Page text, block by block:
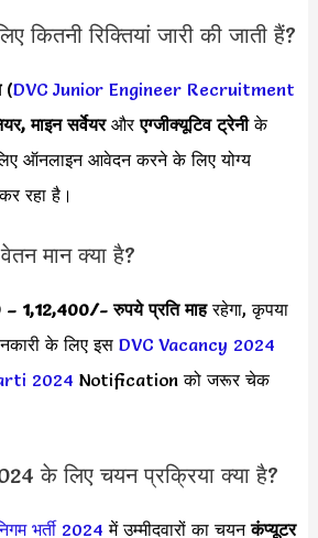
कितनी रिक्तियां जारी की जाती हैं?
(DVC Junior Engineer Recruitment
माइन सर्वेयरऔरएग्जीक्यूटिव ट्रेनीके
ऑनलाइन आवेदन करने के लिए योग्य
रहा है।
मान क्या है?
– 1,12,400/-रुपये प्रति माहरहेगा, कृपया
के लिए इस DVC Vacancy 2024
2024 Notification को जरूर चेक
के लिए चयन प्रक्रिया क्या है?
भर्ती 2024 में उम्मीदवारों का चयनकंप्यूटर